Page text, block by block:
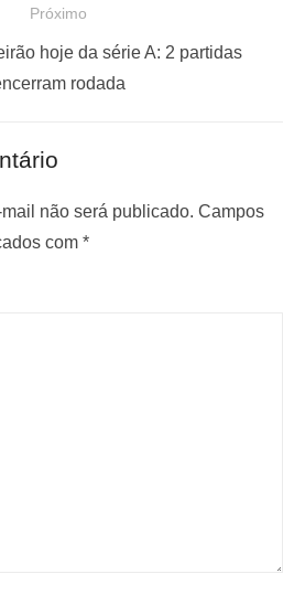
Próximo
hoje da série A: 2 partidas
rodada
não será publicado. Campos
com *